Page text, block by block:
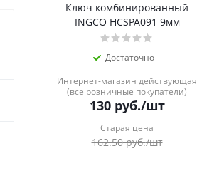
Ключ комбинированный
INGCO HCSPA091 9мм
Достаточно
Интернет-магазин действующая
(все розничные покупатели)
130руб./шт
Старая цена
162.50руб./шт